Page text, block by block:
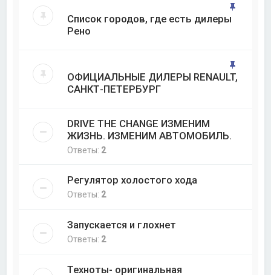
Список городов, где есть дилеры
Рено
ОФИЦИАЛЬНЫЕ ДИЛЕРЫ RENAULT,
САНКТ-ПЕТЕРБУРГ
DRIVE THE CHANGE ИЗМЕНИМ
ЖИЗНЬ. ИЗМЕНИМ АВТОМОБИЛЬ.
Ответы: 2
Регулятор холостого хода
Ответы: 2
Запускается и глохнет
Ответы: 2
Техноты- оригинальная